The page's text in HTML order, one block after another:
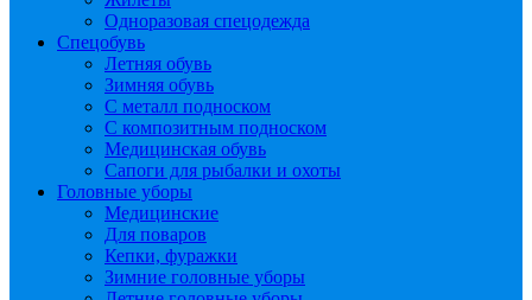
Одноразовая спецодежда
Спецобувь
Летняя обувь
Зимняя обувь
С металл подноском
С композитным подноском
Медицинская обувь
Сапоги для рыбалки и охоты
Головные уборы
Медицинские
Для поваров
Кепки, фуражки
Зимние головные уборы